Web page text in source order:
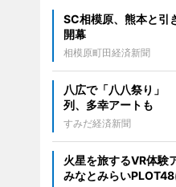
SC相模原、熊本と
開幕
相模原町田経済新聞
八広で「八八祭り」
列、多幸アートも
すみだ経済新聞
火星を旅するVR体験
みなとみらい